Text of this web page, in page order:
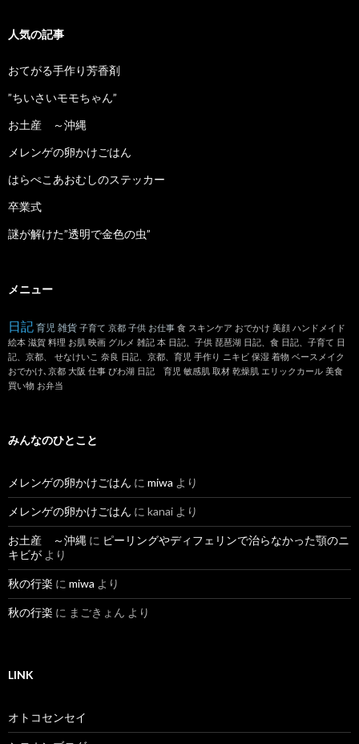
ブ
人気の記事
おてがる手作り芳香剤
”ちいさいモモちゃん”
お土産 ～沖縄
メレンゲの卵かけごはん
はらぺこあおむしのステッカー
卒業式
謎が解けた”透明で金色の虫”
メニュー
日記 育児 雑貨 子育て 京都 子供 お仕事 食 スキンケア おでかけ 美顔 ハンドメイド
絵本 滋賀 料理 お肌 映画 グルメ 雑記 本 日記、子供 琵琶湖 日記、食 日記、子育て 日
記、京都、
せなけいこ 奈良 日記、京都、育児 手作り ニキビ 保湿 着物 ベースメイク
おでかけ､京都 大阪 仕事 びわ湖 日記 育児 敏感肌 取材 乾燥肌 エリックカール 美食
買い物 お弁当
みんなのひとこと
メレンゲの卵かけごはん に miwa より
メレンゲの卵かけごはん に kanai より
お土産 ～沖縄 に ピーリングやディフェリンで治らなかった顎のニ
キビが より
秋の行楽 に miwa より
秋の行楽 に まごきょん より
LINK
オトコセンセイ